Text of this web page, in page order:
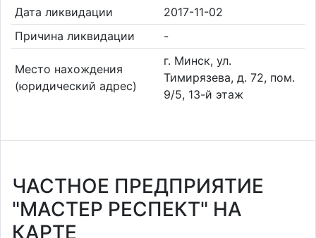
Дата ликвидации
2017-11-02
Причина ликвидации
-
Место нахождения
(юридический адрес)
г. Минск, ул.
Тимирязева, д. 72, пом.
9/5, 13-й этаж
ЧАСТНОЕ ПРЕДПРИЯТИЕ
"МАСТЕР РЕСПЕКТ" НА
КАРТЕ